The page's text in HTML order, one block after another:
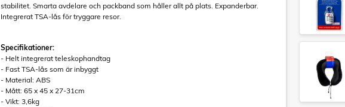
stabilitet. Smarta avdelare och packband som håller allt på plats. Expanderbar.
Integrerat TSA-lås för tryggare resor.
Specifikationer:
- Helt integrerat teleskophandtag
- Fast TSA-lås som är inbyggt
- Material: ABS
- Mått: 65 x 45 x 27-31cm
- Vikt: 3,6kg